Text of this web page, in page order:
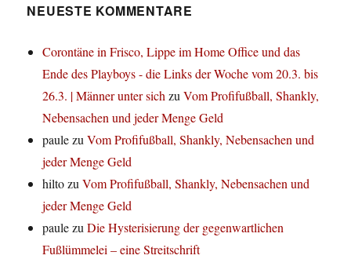
NEUESTE KOMMENTARE
Corontäne in Frisco, Lippe im Home Office und das
Ende des Playboys - die Links der Woche vom 20.3. bis
26.3. | Männer unter sichzuVom Profifußball, Shankly,
Nebensachen und jeder Menge Geld
paulezuVom Profifußball, Shankly, Nebensachen und
jeder Menge Geld
hiltozuVom Profifußball, Shankly, Nebensachen und
jeder Menge Geld
paulezuDie Hysterisierung der gegenwartlichen
Fußlümmelei – eine Streitschrift